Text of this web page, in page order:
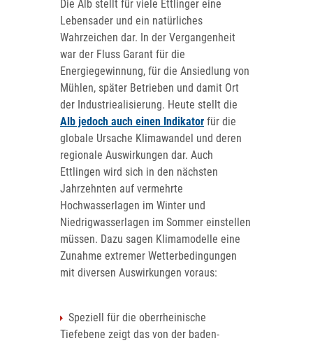
Die Alb stellt für viele Ettlinger eine
Lebensader und ein natürliches
Wahrzeichen dar. In der Vergangenheit
war der Fluss Garant für die
Energiegewinnung, für die Ansiedlung von
Mühlen, später Betrieben und damit Ort
der Industriealisierung. Heute stellt die
Alb jedoch auch einen Indikator für die
globale Ursache Klimawandel und deren
regionale Auswirkungen dar. Auch
Ettlingen wird sich in den nächsten
Jahrzehnten auf vermehrte
Hochwasserlagen im Winter und
Niedrigwasserlagen im Sommer einstellen
müssen. Dazu sagen Klimamodelle eine
Zunahme extremer Wetterbedingungen
mit diversen Auswirkungen voraus:
Speziell für die oberrheinische
Tiefebene zeigt das von der baden-